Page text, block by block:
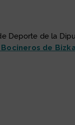
Deporte de la
de